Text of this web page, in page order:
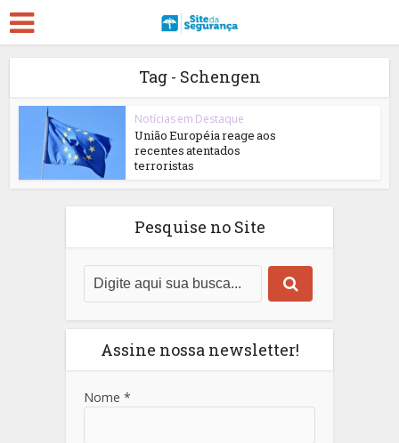
Tag - Schengen
Notícias em Destaque
União Européia reage aos
recentes atentados
terroristas
Pesquise no Site
Assine nossa newsletter!
Nome *